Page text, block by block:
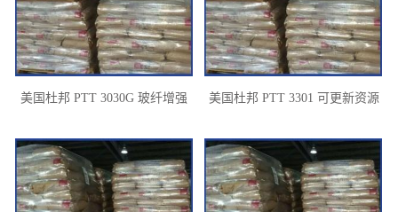
美国杜邦 PTT 3030G 玻纤增强
美国杜邦 PTT 3301 可更新资源